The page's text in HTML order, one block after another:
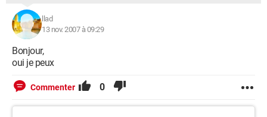
llad
13 nov. 2007 à 09:29
Bonjour,
oui je peux
Commenter 0